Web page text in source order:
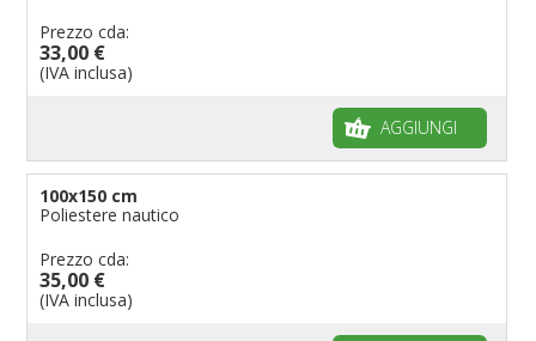
Prezzo cda:
33,00 €
(IVA inclusa)
AGGIUNGI
100x150 cm
Poliestere nautico
Prezzo cda:
35,00 €
(IVA inclusa)